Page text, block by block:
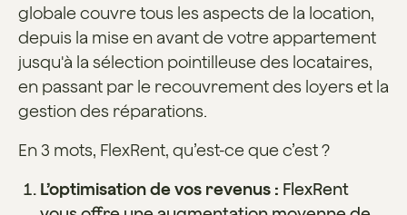
globale couvre tous les aspects de la location,
depuis la mise en avant de votre appartement
jusqu'à la sélection pointilleuse des locataires,
en passant par le recouvrement des loyers et la
gestion des réparations.
En 3 mots, FlexRent, qu’est-ce que c’est ?
L’optimisation de vos revenus : FlexRent